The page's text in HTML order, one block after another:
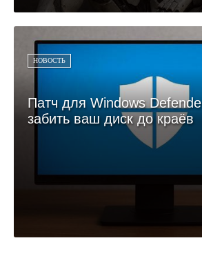
НОВОСТЬ
Патч для Windows
забить ваш диск до краёв